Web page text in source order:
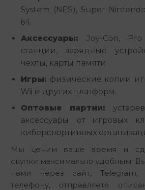
System (NES), Super
64.
Аксессуары: Joy-Con,
станции, зарядные
чехлы, карты памяти.
Игры: физические копии
Wii и других платформ.
Оптовые партии:
аксессуары от игровых
киберспортивных
Мы ценим ваше время и
скупки максимально удобным.
нами через сайт,
телефону, отправляете